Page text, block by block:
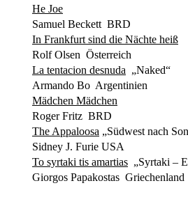
He Joe
Samuel Beckett BRD
In Frankfurt sind die Nächte heiß
Rolf Olsen Österreich
La tentacion desnuda „Naked“
Armando Bo Argentinien
Mädchen Mädchen
Roger Fritz BRD
The Appaloosa „Südwest nach
Sidney J. Furie USA
To syrtaki tis amartias „Syrtaki –
Giorgos Papakostas